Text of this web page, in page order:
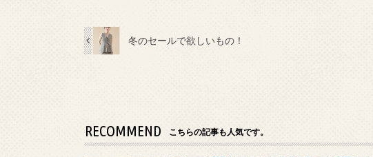
冬のセールで欲しいもの！
RECOMMEND こちらの記事も人気です。